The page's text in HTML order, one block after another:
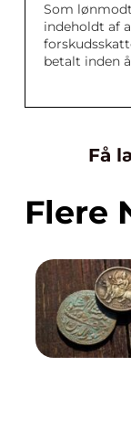
Som
indeholdt af
betalt inden
Få
Flere